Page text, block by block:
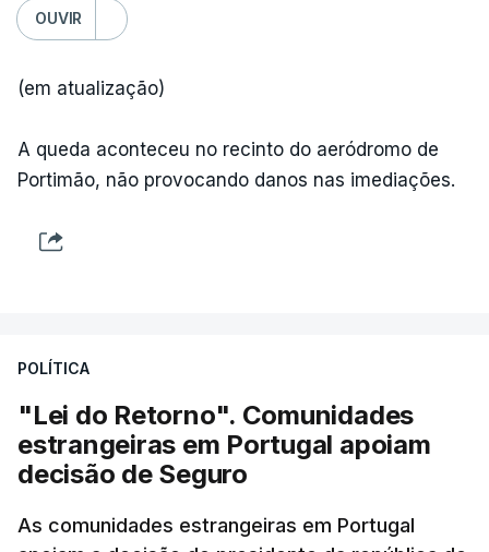
OUVIR
(em atualização)
A queda aconteceu no recinto do aeródromo de
Portimão, não provocando danos nas imediações.
POLÍTICA
"Lei do Retorno". Comunidades
estrangeiras em Portugal apoiam
decisão de Seguro
As comunidades estrangeiras em Portugal